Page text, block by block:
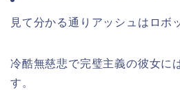
見て分かる通りアッシュはロボ
冷酷無慈悲で完璧主義の彼女に
す。